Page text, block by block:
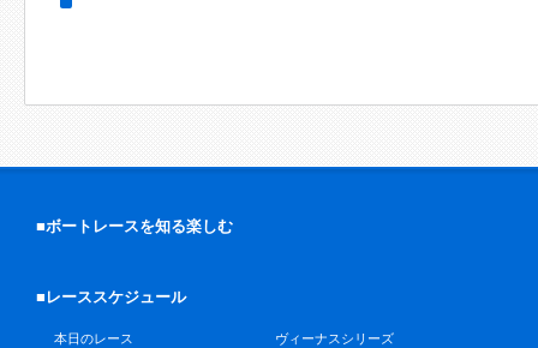
■ボートレースを知る楽しむ
■レーススケジュール
本日のレース
ヴィーナスシリーズ